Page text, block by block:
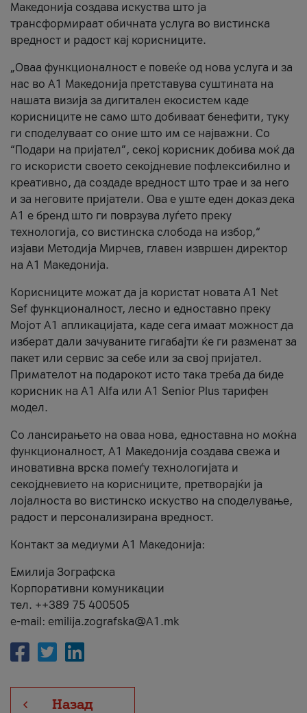
Македонија создава искуства што ја
трансформираат обичната услуга во вистинска
вредност и радост кај корисниците.
„Оваа функционалност е повеќе од нова услуга и за
нас во А1 Македонија претставува суштината на
нашата визија за дигитален екосистем каде
корисниците не само што добиваат бенефити, туку
ги споделуваат со оние што им се најважни. Со
“Подари на пријател”, секој корисник добива моќ да
го искористи своето секојдневие пофлексибилно и
креативно, да создаде вредност што трае и за него
и за неговите пријатели. Ова е уште еден доказ дека
А1 е бренд што ги поврзува луѓето преку
технологија, со вистинска слобода на избор,“
изјави Методија Мирчев, главен извршен директор
на А1 Македонија.
Корисниците можат да ја користат новата А1 Net
Sef функционалност, лесно и едноставно преку
Мојот А1 апликацијата, каде сега имаат можност да
изберат дали зачуваните гигабајти ќе ги разменат за
пакет или сервис за себе или за свој пријател.
Примателот на подарокот исто така треба да биде
корисник на А1 Alfa или A1 Senior Plus тарифен
модел.
Со лансирањето на оваа нова, едноставна но моќна
функционалност, А1 Македонија создава свежа и
иновативна врска помеѓу технологијата и
секојдневието на корисниците, претворајќи ја
лојалноста во вистинско искуство на споделување,
радост и персонализирана вредност.
Контакт за медиуми А1 Македонија:
Емилија Зографска
Корпоративни комуникации
тел. ++389 75 400505
e-mail: emilija.zografska@A1.mk
Назад